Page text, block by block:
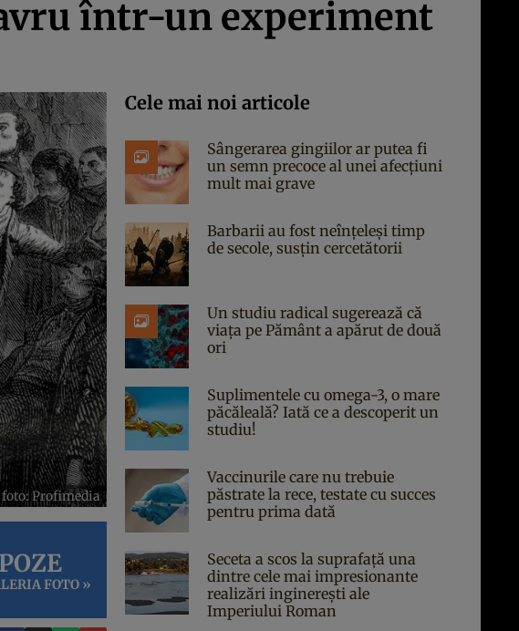
într-un experiment
Profimedia
FOTO »
Cele mai noi articole
Sângerarea gingiilor ar putea fi
un semn precoce al unei afecțiuni
mult mai grave
Barbarii au fost neînțeleși timp
de secole, susțin cercetătorii
Un studiu radical sugerează că
viața pe Pământ a apărut de două
ori
Suplimentele cu omega-3, o mare
păcăleală? Iată ce a descoperit un
studiu!
Vaccinurile care nu trebuie
păstrate la rece, testate cu succes
pentru prima dată
Seceta a scos la suprafață una
dintre cele mai impresionante
realizări inginerești ale
Imperiului Roman